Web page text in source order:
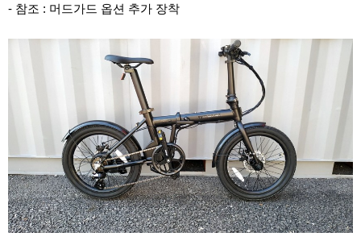
- 참조 : 머드가드 옵션 추가 장착